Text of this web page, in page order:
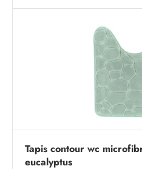
Tapis contour wc
eucalyptus